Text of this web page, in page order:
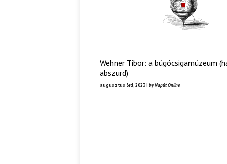
Wehner Tibor: a búgócsigamúzeum
abszurd)
augusztus 3rd, 2023 | by Napút Online